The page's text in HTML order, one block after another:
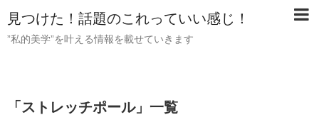
見つけた！話題のこれっていい感じ！
”私的美学”を叶える情報を載せていきます
「 ストレッチポール」 一覧